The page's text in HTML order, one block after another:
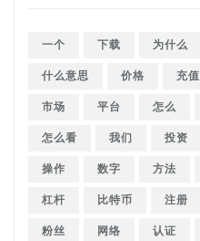
一个 下载 为什么
什么意思
价格 充值
市场
平台 怎么
怎么看
我们 投资
操作
数字 方法
杠杆
比特币 注册
粉丝
网络 认证